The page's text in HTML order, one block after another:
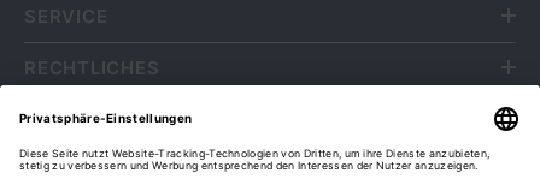
SERVICE
RECHTLICHES
ÜBER UNS